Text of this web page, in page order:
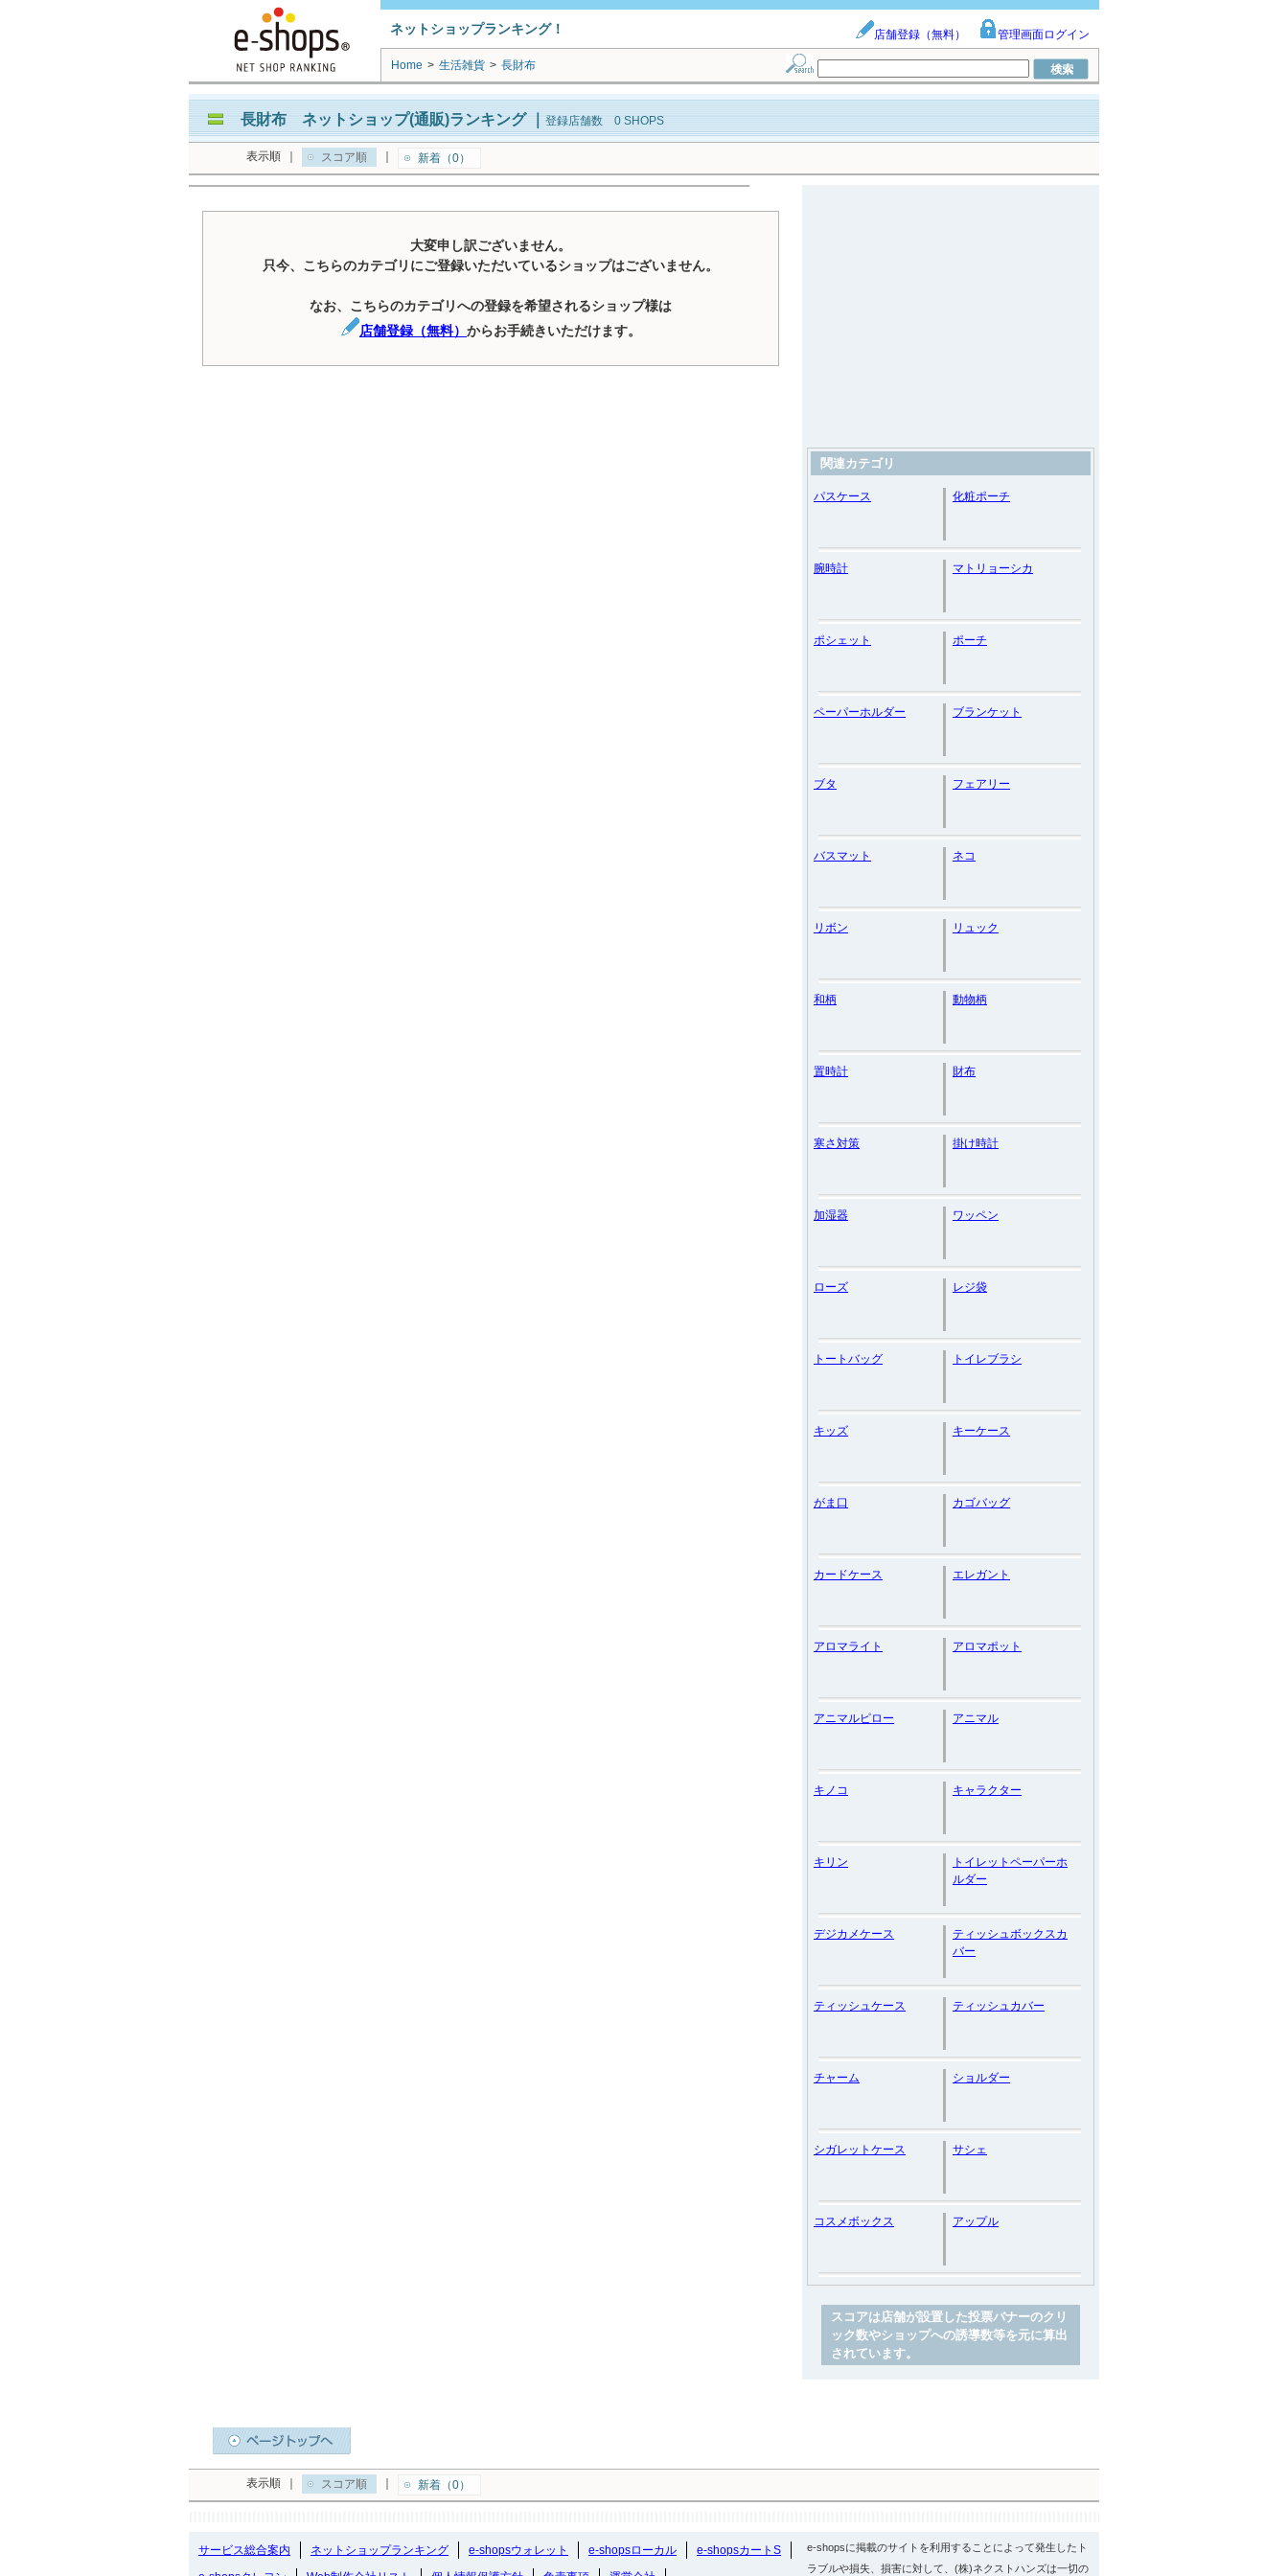
ネットショップランキング！ 店舗登録（無料） 管理画面ログイン
Home > 生活雑貨 > 長財布
長財布 ネットショップ(通販)ランキング｜ 登録店舗数 0 SHOPS
表示順 スコア順 新着（0）
大変申し訳ございません。
只今、こちらのカテゴリにご登録いただいているショップはございません。
なお、こちらのカテゴリへの登録を希望されるショップ様は
店舗登録（無料） からお手続きいただけます。
関連カテゴリ
パスケース 化粧ポーチ
腕時計 マトリョーシカ
ポシェット ポーチ
ペーパーホルダー ブランケット
ブタ フェアリー
バスマット ネコ
リボン リュック
和柄 動物柄
置時計 財布
寒さ対策 掛け時計
加湿器 ワッペン
ローズ レジ袋
トートバッグ トイレブラシ
キッズ キーケース
がま口 カゴバッグ
カードケース エレガント
アロマライト アロマポット
アニマルピロー アニマル
キノコ キャラクター
キリン
トイレットペーパーホ
ルダー
デジカメケース
ティッシュボックスカ
バー
ティッシュケース ティッシュカバー
チャーム ショルダー
シガレットケース サシェ
コスメボックス アップル
スコアは店舗が設置した投票バナーのクリ
ック数やショップへの誘導数等を元に算出
されています。
表示順 スコア順 新着（0）
サービス総合案内 ネットショップランキング e-shopsウォレット e-shopsローカル
e-shopsカートS
e-shopsに掲載のサイトを利用することによって発生したト
ラブルや損失、損害に対して、(株)ネクストハンズは一切の